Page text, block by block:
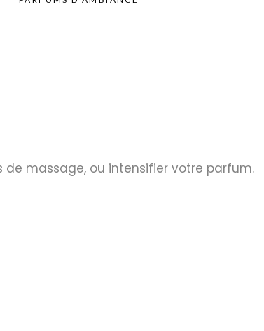
de massage, ou intensifier votre parfum.